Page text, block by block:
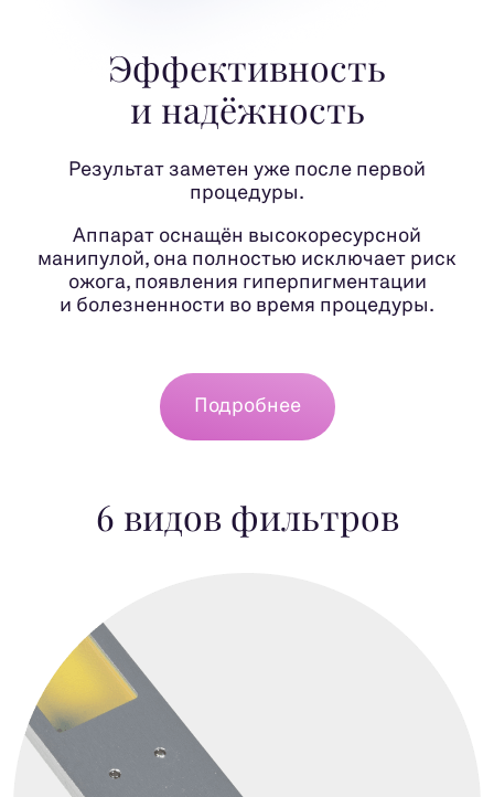
Эффективность
и надёжность
Результат заметен уже после первой
процедуры.
Аппарат оснащён высокоресурсной
манипулой, она полностью исключает риск
ожога, появления гиперпигментации
и болезненности во время процедуры.
Подробнее
6 видов фильтров